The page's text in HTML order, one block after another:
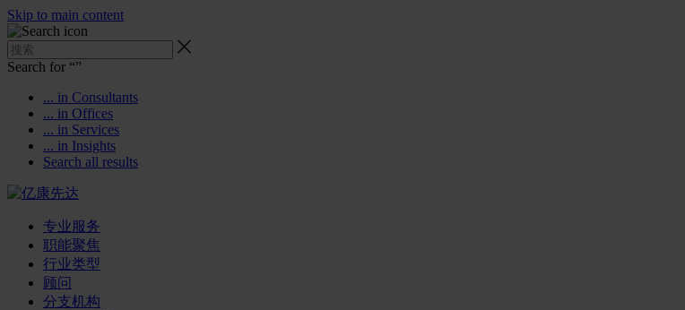
Skip to main content
Search for “”
... in Consultants
... in Offices
... in Services
... in Insights
Search all results
专业服务
职能聚焦
行业类型
顾问
分支机构